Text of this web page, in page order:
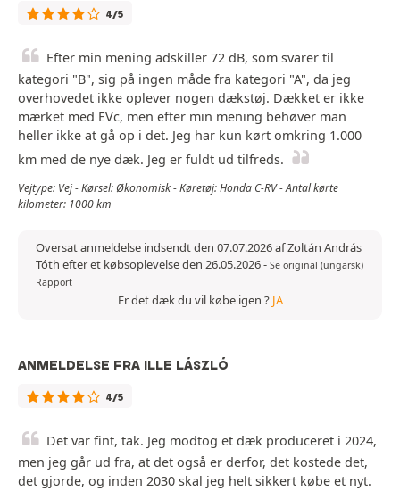
4/5
Efter min mening adskiller 72 dB, som svarer til
kategori "B", sig på ingen måde fra kategori "A", da jeg
overhovedet ikke oplever nogen dækstøj. Dækket er ikke
mærket med EVc, men efter min mening behøver man
heller ikke at gå op i det. Jeg har kun kørt omkring 1.000
km med de nye dæk. Jeg er fuldt ud tilfreds.
Vejtype: Vej - Kørsel: Økonomisk - Køretøj: Honda C-RV - Antal kørte
kilometer: 1000 km
Oversat anmeldelse indsendt den 07.07.2026 af Zoltán András
Tóth efter et købsoplevelse den 26.05.2026- Se original (ungarsk)
Rapport
Er det dæk du vil købe igen ? JA
ANMELDELSE FRA ILLE LÁSZLÓ
4/5
Det var fint, tak. Jeg modtog et dæk produceret i 2024,
men jeg går ud fra, at det også er derfor, det kostede det,
det gjorde, og inden 2030 skal jeg helt sikkert købe et nyt.